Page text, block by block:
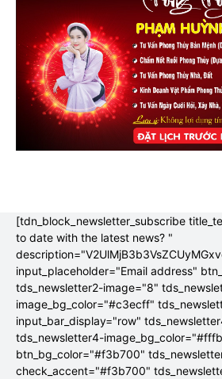
[tdn_block_newsletter_subscribe
to date with the latest news? "
input_placeholder="Email address"
tds_newsletter2-image="8"
image_bg_color="#c3ecff"
input_bar_display="row"
tds_newsletter4-
btn_bg_color="#f3b700"
check_accent="#f3b700"